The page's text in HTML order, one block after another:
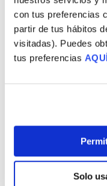
con tus preferencias
partir de tus hábitos
visitadas). Puedes
tus preferencias
Solo
Asteroidea
ENCANTA.
vean la